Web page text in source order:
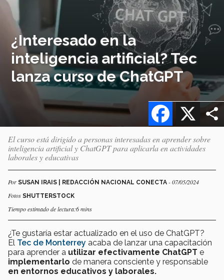
¿Interesado en la
inteligencia artificial? Tec
lanza curso de ChatGPT
X
Facebook
El curso está dirigido a personas interesadas en aprender sobre
inteligencia artificial y ChatGPT para aplicarla en actividades
laborales y educativas
Por SUSAN IRAIS | REDACCIÓN NACIONAL CONECTA - 07/05/2024
Fotos SHUTTERSTOCK
Tiempo estimado de lectura:6 mins
¿Te gustaría estar actualizado en el uso de ChatGPT?
El Tec de Monterrey acaba de lanzar una capacitación
para aprender a utilizar efectivamente ChatGPT e
implementarlo de manera consciente y responsable
en entornos educativos y laborales.